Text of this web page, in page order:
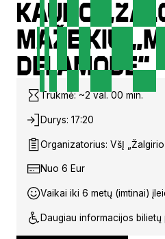
Kauno
Mažeikių
Delamode“
Trukmė: ~2 val. 00 min.
Durys: 17:20
Organizatorius: VšĮ
Nuo 6 Eur
Vaikai iki 6 metų (imtinai)
Daugiau informacijos bilietų